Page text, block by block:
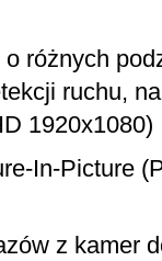
różnych
ruchu,
1920x1080)
In-Picture
z kamer